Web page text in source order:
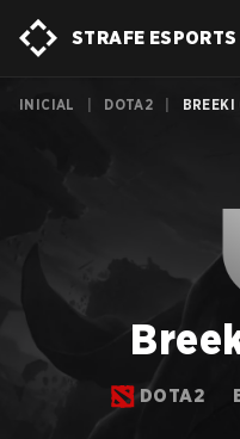
STRAFE ESPORTS
INICIAL DOTA2 BREEKI
DOTA2